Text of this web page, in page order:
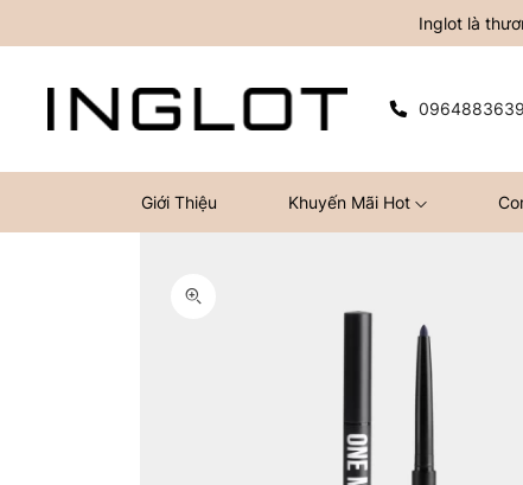
Inglot là
0964883639
Giới Thiệu Khuyến Mãi Hot